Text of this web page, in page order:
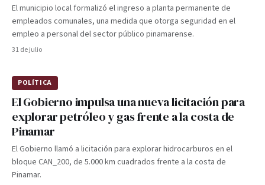
El municipio local formalizó el ingreso a planta permanente de
empleados comunales, una medida que otorga seguridad en el
empleo a personal del sector público pinamarense.
31 de julio
POLÍTICA
El Gobierno impulsa una nueva licitación para
explorar petróleo y gas frente a la costa de
Pinamar
El Gobierno llamó a licitación para explorar hidrocarburos en el
bloque CAN_200, de 5.000 km cuadrados frente a la costa de
Pinamar.